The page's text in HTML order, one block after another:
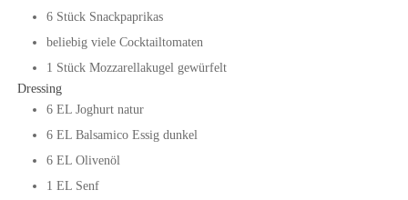
6 Stück Snackpaprikas
beliebig viele Cocktailtomaten
1 Stück Mozzarellakugel gewürfelt
Dressing
6 EL Joghurt natur
6 EL Balsamico Essig dunkel
6 EL Olivenöl
1 EL Senf